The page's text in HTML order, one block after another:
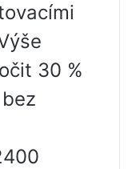
30 %